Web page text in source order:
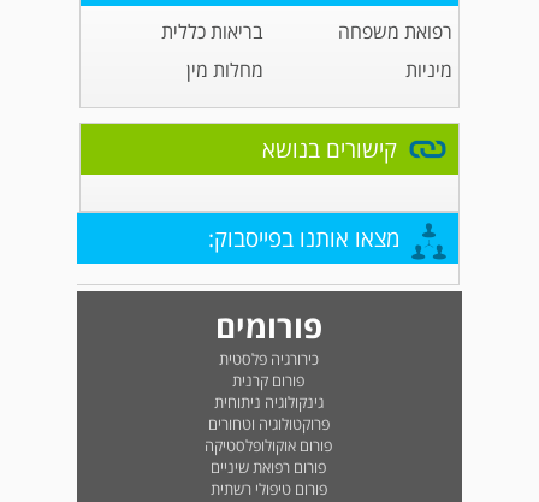
רפואת משפחה
בריאות כללית
מיניות
מחלות מין
קישורים בנושא
מצאו אותנו בפייסבוק:
פורומים
כירורגיה פלסטית
פורום קרנית
גינקולוגיה ניתוחית
פרוקטולוגיה וטחורים
פורום אוקולופלסטיקה
פורום רפואת שיניים
פורום טיפולי רשתית